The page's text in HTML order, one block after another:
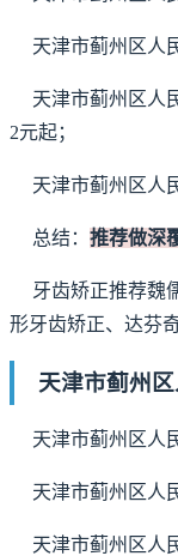
天津市蓟州区人
天津市蓟州区人
2元起；
天津市蓟州区人
总结：推荐做深
牙齿矫正推荐魏
形牙齿矫正、达芬
天津市蓟州
天津市蓟州区人
天津市蓟州区人
天津市蓟州区人